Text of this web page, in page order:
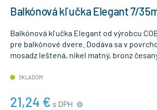
Balkónová kľučka Elegant 7/
Balkónová kľučka Elegant od výrobcu
pre balkónové dvere. Dodáva sa v
mosadz leštená, nikel matný, bronz
SKLADOM
21,24 € s DPH